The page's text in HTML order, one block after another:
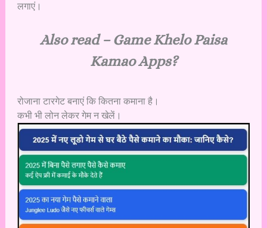
लगाएं।
Also read –Game Khelo Paisa
Kamao Apps?
रोजाना टारगेट बनाएं कि कितना कमाना है।
कभी भी लोन लेकर गेम न खेलें।